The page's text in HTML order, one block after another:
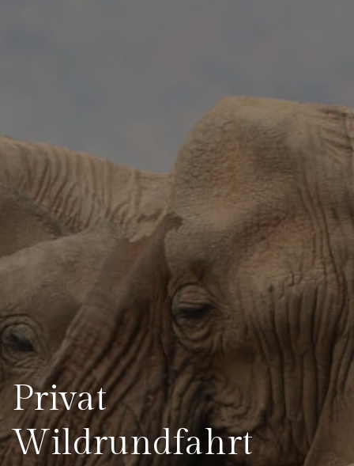
Privat
Wildrundfahrt